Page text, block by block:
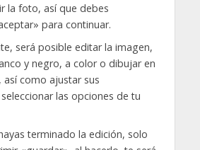
la foto, así que debes
para continuar.
será posible editar la imagen,
y negro, a color o dibujar en
así como ajustar sus
las opciones de tu
terminado la edición, solo